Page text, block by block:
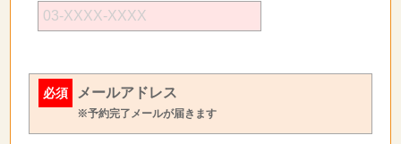
必須 メールアドレス
※予約完了メールが届きます